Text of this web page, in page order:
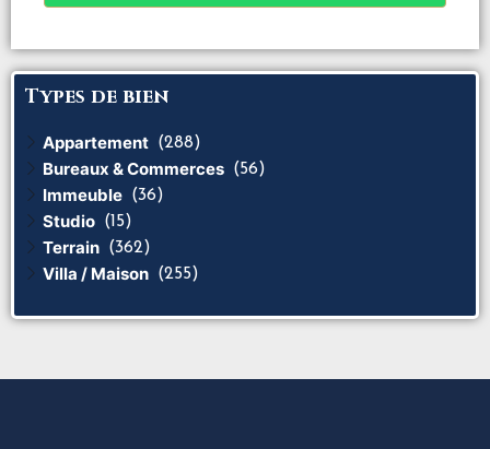
Types de bien
Appartement (288)
Bureaux & Commerces (56)
Immeuble (36)
Studio (15)
Terrain (362)
Villa / Maison (255)